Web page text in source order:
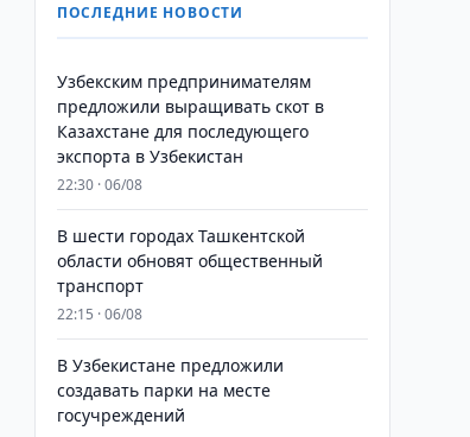
ПОСЛЕДНИЕ НОВОСТИ
Узбекским предпринимателям
предложили выращивать скот в
Казахстане для последующего
экспорта в Узбекистан
22:30 · 06/08
В шести городах Ташкентской
области обновят общественный
транспорт
22:15 · 06/08
В Узбекистане предложили
создавать парки на месте
госучреждений